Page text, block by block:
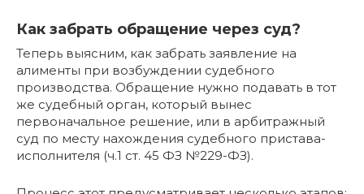
Как забрать обращение через суд?
Теперь выясним, как забрать заявление на
алименты при возбуждении судебного
производства. Обращение нужно подавать в тот
же судебный орган, который вынес
первоначальное решение, или в арбитражный
суд по месту нахождения судебного пристава-
исполнителя (ч.1 ст. 45 ФЗ №229-ФЗ).